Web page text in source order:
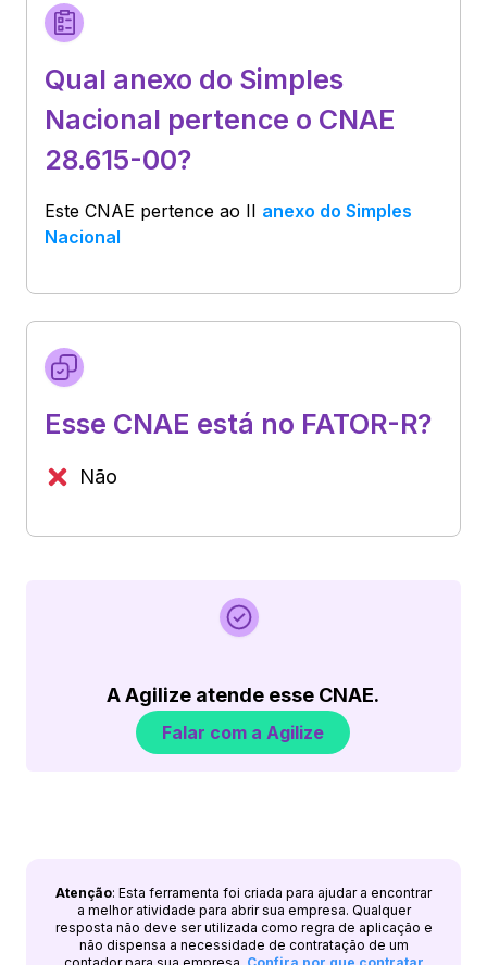
Qual anexo do Simples
Nacional pertence o CNAE
28.615-00?
Este CNAE pertence ao II anexo do Simples
Nacional
Esse CNAE está no FATOR-R?
Não
A Agilize atende esse CNAE.
Falar com a Agilize
Atenção: Esta ferramenta foi criada para ajudar a encontrar
a melhor atividade para abrir sua empresa. Qualquer
resposta não deve ser utilizada como regra de aplicação e
não dispensa a necessidade de contratação de um